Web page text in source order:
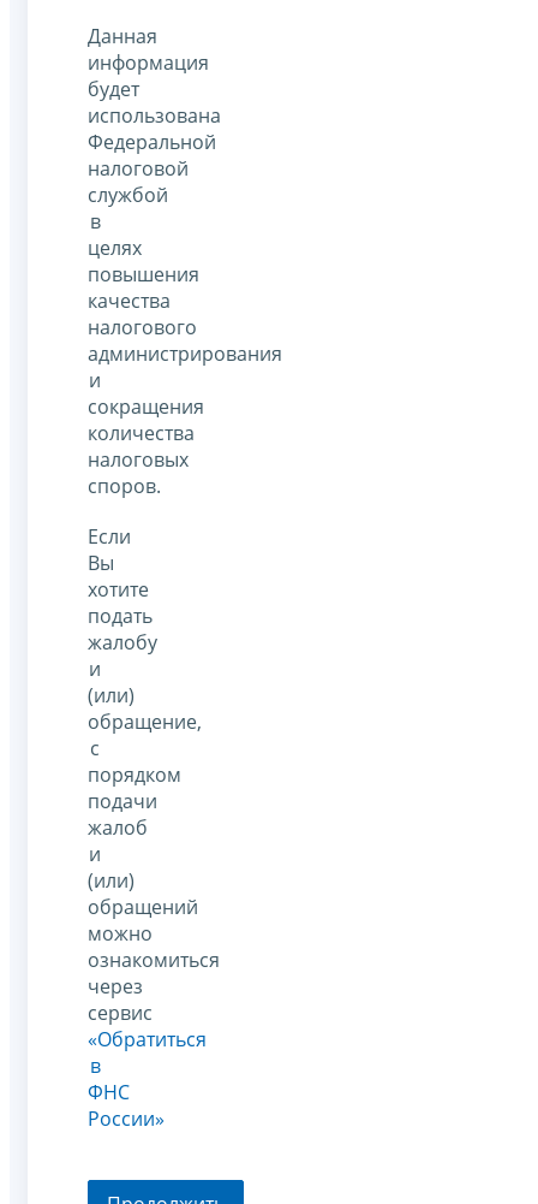
Данная
информация
будет
использована
Федеральной
налоговой
службой
в
целях
повышения
качества
налогового
администрирования
и
сокращения
количества
налоговых
споров.
Если
Вы
хотите
подать
жалобу
и
(или)
обращение,
с
порядком
подачи
жалоб
и
(или)
обращений
можно
ознакомиться
через
сервис
«Обратиться
в
ФНС
России»